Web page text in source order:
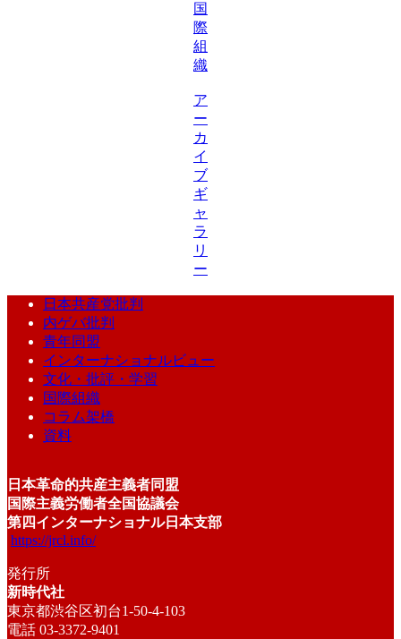
国
際
組
織
ア
ー
カ
イ
ブ
ギ
ャ
ラ
リ
ー
日本共産党批判
内ゲバ批判
青年同盟
インターナショナルビュー
文化・批評・学習
国際組織
コラム架橋
資料
日本革命的共産主義者同盟
国際主義労働者全国協議会
第四インターナショナル日本支部
https://jrcl.info/
発行所
新時代社
東京都渋谷区初台1-50-4-103
電話 03-3372-9401